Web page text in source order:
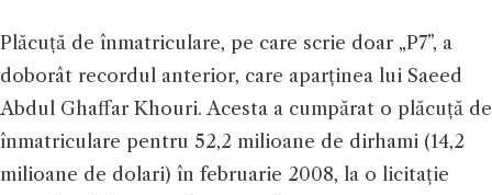
Plăcuță de înmatriculare, pe care scrie doar „P7”, a
doborât recordul anterior, care aparținea lui Saeed
Abdul Ghaffar Khouri. Acesta a cumpărat o plăcuță de
înmatriculare pentru 52,2 milioane de dirhami (14,2
milioane de dolari) în februarie 2008, la o licitație